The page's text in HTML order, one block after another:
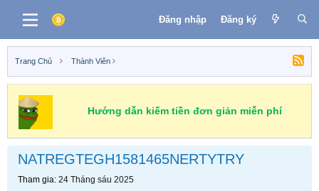
Đăng nhập Đăng ký
Trang Chủ Thành Viên
Hướng dẫn kiếm tiền đơn giản miễn phí
NATREGTEGH1581465NERTYTRY
Tham gia 24 Tháng sáu 2025